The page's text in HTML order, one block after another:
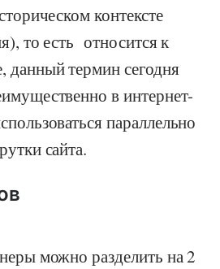
контексте
то есть относится к
данный термин сегодня
в интернет-
параллельно
сайта.
можно разделить на 2